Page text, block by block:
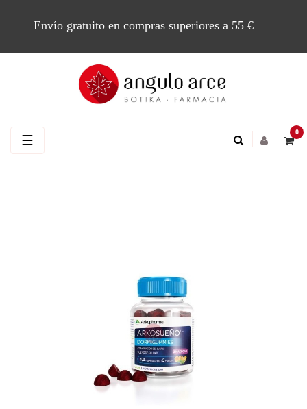
Envío gratuito en compras superiores a 55 €
0
Navegación
☰